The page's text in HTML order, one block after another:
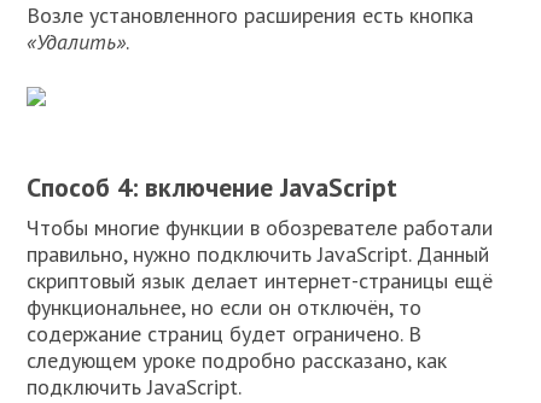
Возле установленного расширения есть кнопка
«Удалить».
Способ 4: включение JavaScript
Чтобы многие функции в обозревателе работали
правильно, нужно подключить JavaScript. Данный
скриптовый язык делает интернет-страницы ещё
функциональнее, но если он отключён, то
содержание страниц будет ограничено. В
следующем уроке подробно рассказано, как
подключить JavaScript.